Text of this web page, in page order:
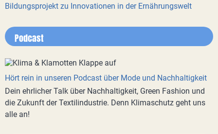
Bildungsprojekt zu Innovationen in der Ernährungswelt
Podcast
Hört rein in unseren Podcast über Mode und Nachhaltigkeit
Dein ehrlicher Talk über Nachhaltigkeit, Green Fashion und
die Zukunft der Textilindustrie. Denn Klimaschutz geht uns
alle an!